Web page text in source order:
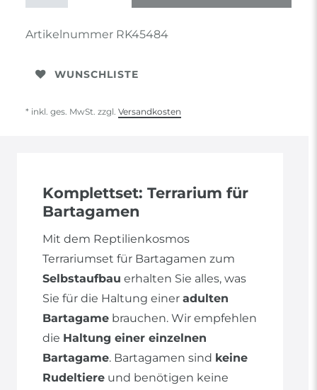
Artikelnummer RK45484
WUNSCHLISTE
* inkl. ges. MwSt. zzgl. Versandkosten
Komplettset: Terrarium für
Bartagamen
Mit dem Reptilienkosmos
Terrariumset für Bartagamen zum
Selbstaufbau erhalten Sie alles, was
Sie für die Haltung einer adulten
Bartagame brauchen. Wir empfehlen
die Haltung einer einzelnen
Bartagame. Bartagamen sind keine
Rudeltiere und benötigen keine